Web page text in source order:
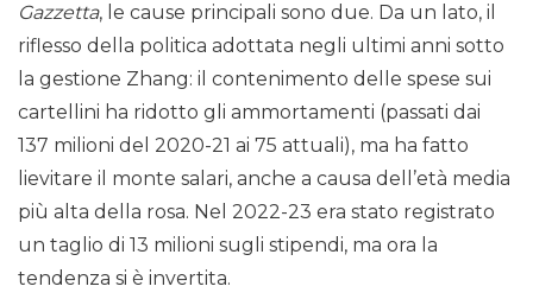
Gazzetta, le cause principali sono due. Da un lato, il
riflesso della politica adottata negli ultimi anni sotto
la gestione Zhang: il contenimento delle spese sui
cartellini ha ridotto gli ammortamenti (passati dai
137 milioni del 2020-21 ai 75 attuali), ma ha fatto
lievitare il monte salari, anche a causa dell’età media
più alta della rosa. Nel 2022-23 era stato registrato
un taglio di 13 milioni sugli stipendi, ma ora la
tendenza si è invertita.